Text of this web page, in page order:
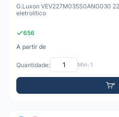
G.Luxon VEV227M035S0ANG030
eletrolítico
656
A partir de
Quantidade: Mín: 1